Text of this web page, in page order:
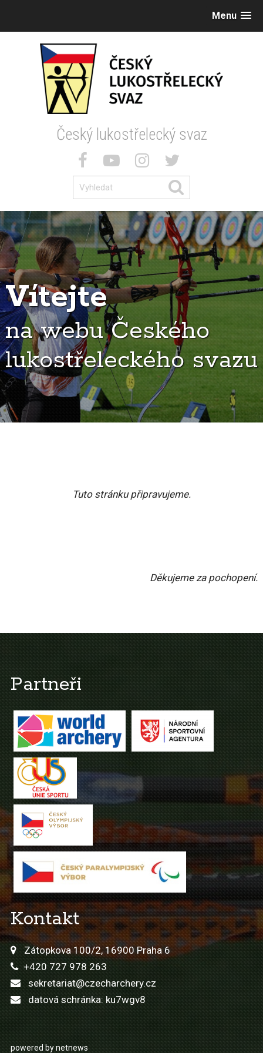
Menu
Český lukostřelecký svaz
Vítejte
na webu Českého
lukostřeleckého svazu
Tuto stránku připravujeme.
Děkujeme za pochopení.
Partneři
Kontakt
Zátopkova 100/2, 16900 Praha 6
+420 727 978 263
sekretariat@czecharchery.cz
datová schránka: ku7wgv8
powered by netnews